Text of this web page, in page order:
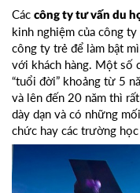
Các công ty tư vấn du
kinh nghiệm của công
công ty trẻ để làm bật
với khách hàng. Một số
“tuổi đời” khoảng từ 5
và lên đến 20 năm thì
dày dạn và có những
chức hay các trường